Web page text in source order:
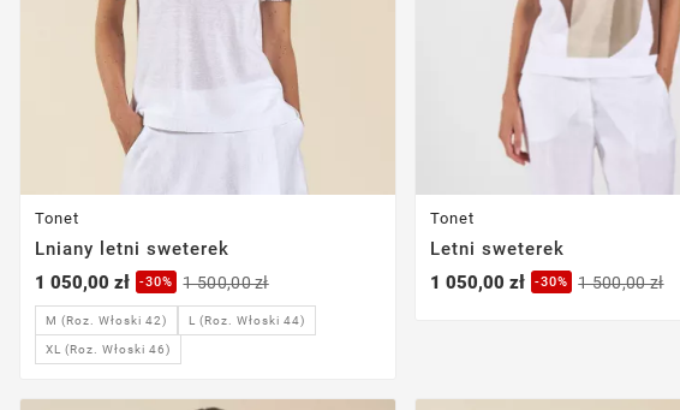
Tonet
Lniany letni sweterek
1 050,00 zł
-30% 1 500,00 zł
M (Roz. Włoski 42) L (Roz. Włoski 44)
XL (Roz. Włoski 46)
Tonet
Letni sweterek
1 050,00 zł
-30% 1 500,00 zł